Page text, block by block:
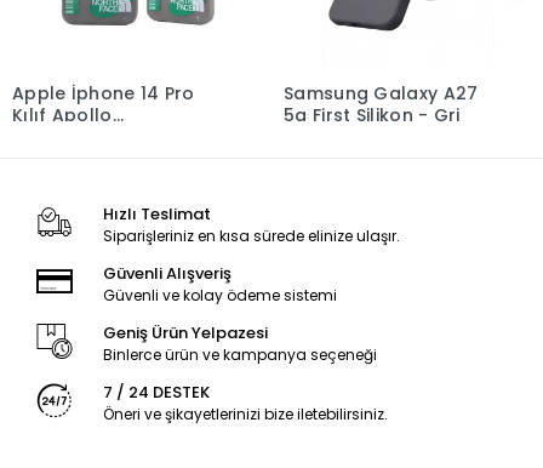
Apple İphone 14 Pro
Kılıf Apollo
Samsung Galaxy A27
5g First Silikon - Gri
Hızlı Teslimat
Siparişleriniz en kısa sürede elinize ulaşır.
Güvenli Alışveriş
Güvenli ve kolay ödeme sistemi
Geniş Ürün Yelpazesi
Binlerce ürün ve kampanya seçeneği
7 / 24 DESTEK
Öneri ve şikayetlerinizi bize iletebilirsiniz.